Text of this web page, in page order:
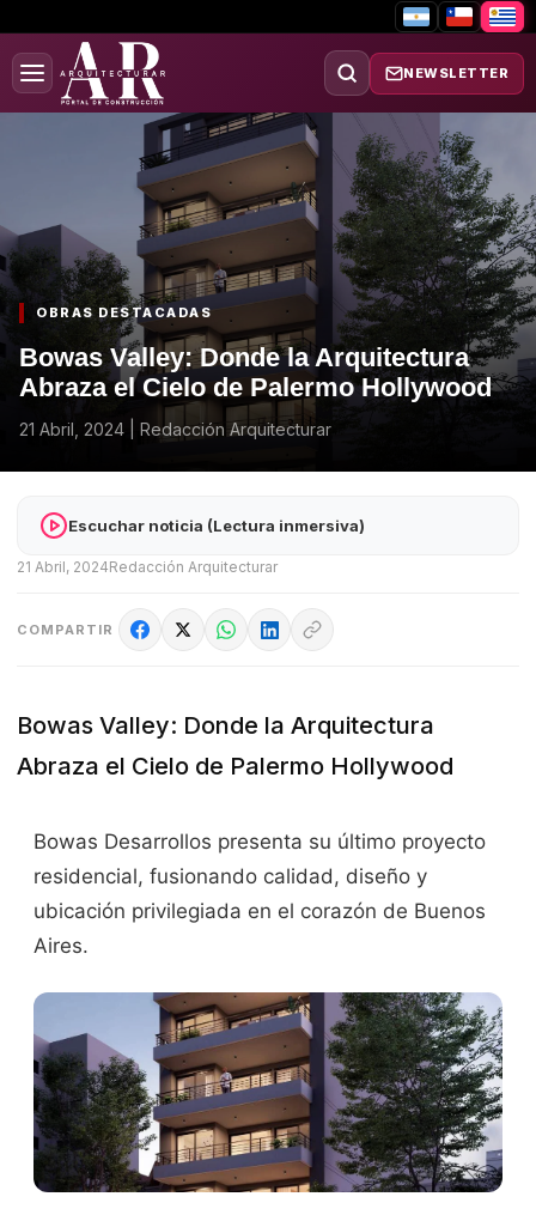
NEWSLETTER
OBRAS DESTACADAS
Bowas Valley: Donde la Arquitectura
Abraza el Cielo de Palermo Hollywood
21 Abril, 2024 Redacción Arquitecturar
Escuchar noticia (Lectura inmersiva)
21 Abril, 2024Redacción Arquitecturar
COMPARTIR
Bowas Valley: Donde la Arquitectura
Abraza el Cielo de Palermo Hollywood
Bowas Desarrollos presenta su último proyecto
residencial, fusionando calidad, diseño y
ubicación privilegiada en el corazón de Buenos
Aires.